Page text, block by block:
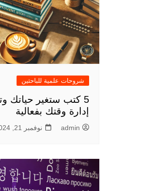
شروحات علمية للباحثين
5 كتب ستغير حياتك
إدارة وقتك بفعالية
admin نوفمبر 21, 2024